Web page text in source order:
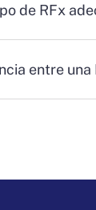
de RFx
entre